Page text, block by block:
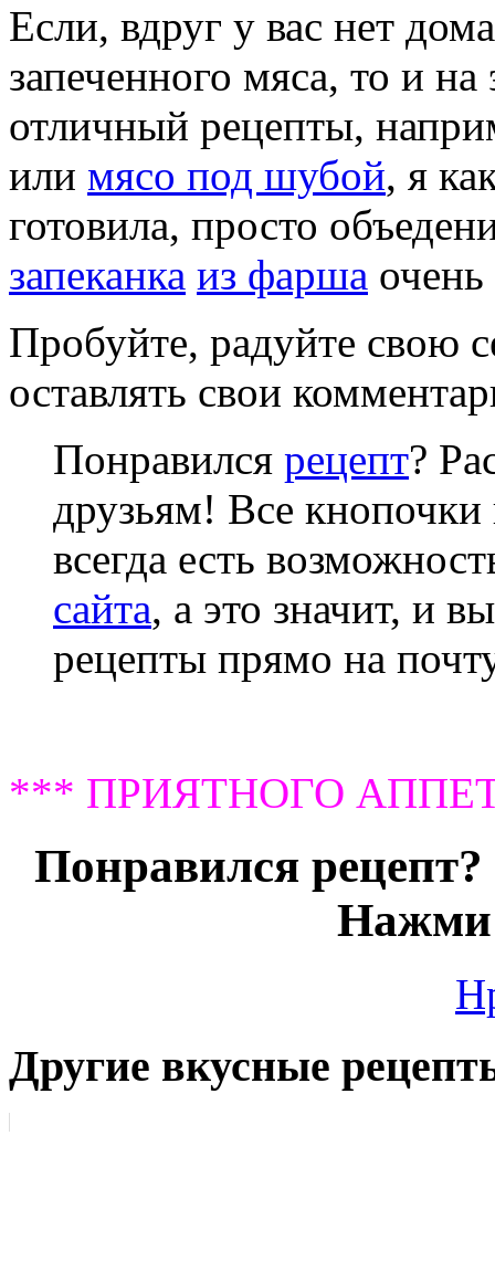
Если, вдруг у вас нет
запеченного мяса, то и
отличный рецепты,
или мясо под шубой, я
готовила, просто
запеканка из фарша очень
Пробуйте, радуйте свою
оставлять свои
Понравился рецепт?
друзьям! Все кнопочки
всегда есть
сайта, а это значит, и
рецепты прямо на
*** ПРИЯТНОГО
Понравился
Нажми
Другие вкусные